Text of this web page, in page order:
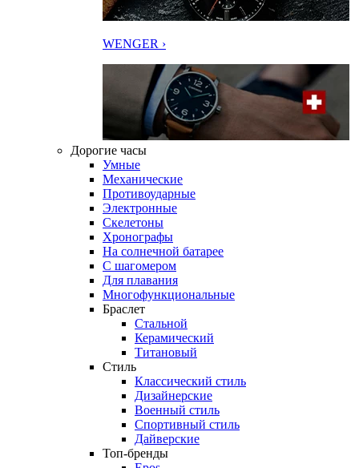
WENGER ›
Дорогие часы
Умные
Механические
Противоударные
Электронные
Скелетоны
Хронографы
На солнечной батарее
С шагомером
Для плавания
Многофункциональные
Браслет
Стальной
Керамический
Титановый
Стиль
Классический стиль
Дизайнерские
Военный стиль
Спортивный стиль
Дайверские
Топ-бренды